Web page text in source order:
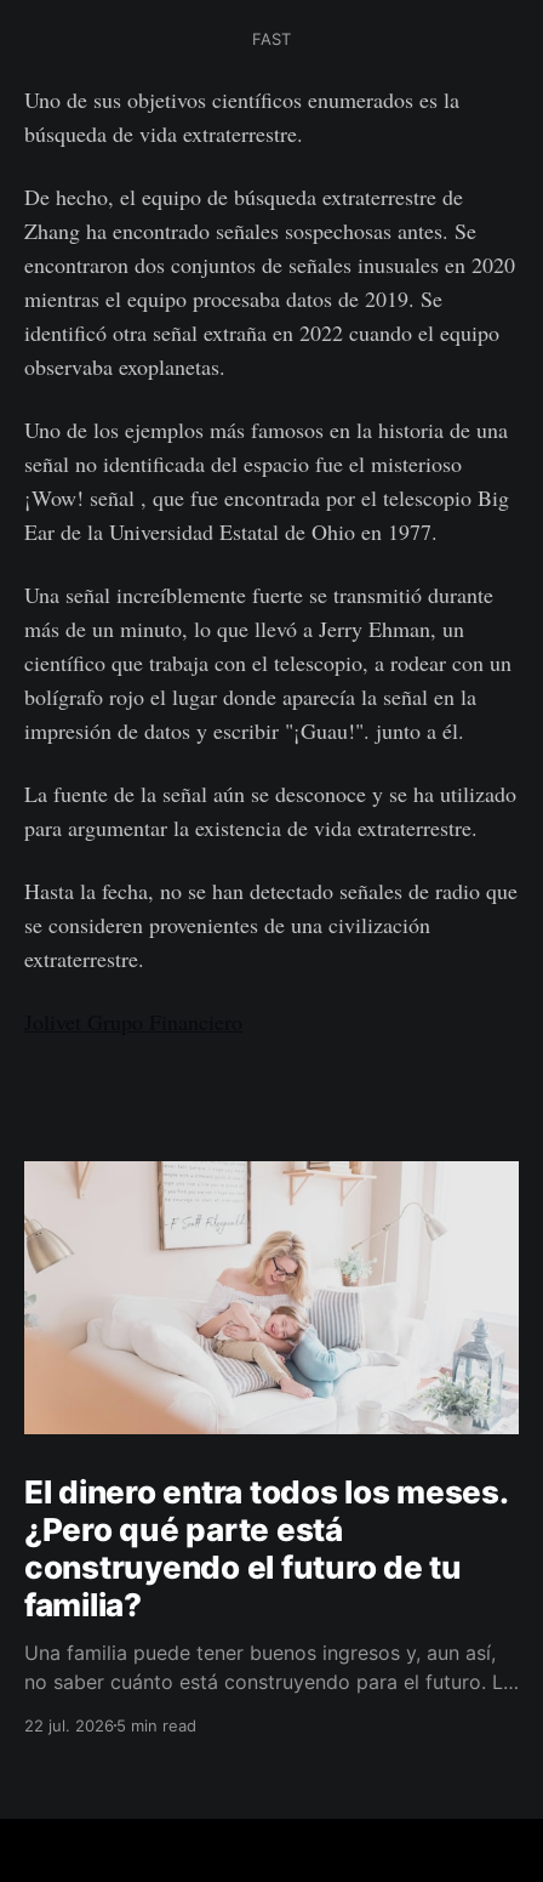
FAST
Uno de sus objetivos científicos enumerados es la
búsqueda de vida extraterrestre.
De hecho, el equipo de búsqueda extraterrestre de
Zhang ha encontrado señales sospechosas antes. Se
encontraron dos conjuntos de señales inusuales en 2020
mientras el equipo procesaba datos de 2019. Se
identificó otra señal extraña en 2022 cuando el equipo
observaba exoplanetas.
Uno de los ejemplos más famosos en la historia de una
señal no identificada del espacio fue el misterioso
¡Wow! señal , que fue encontrada por el telescopio Big
Ear de la Universidad Estatal de Ohio en 1977.
Una señal increíblemente fuerte se transmitió durante
más de un minuto, lo que llevó a Jerry Ehman, un
científico que trabaja con el telescopio, a rodear con un
bolígrafo rojo el lugar donde aparecía la señal en la
impresión de datos y escribir "¡Guau!". junto a él.
La fuente de la señal aún se desconoce y se ha utilizado
para argumentar la existencia de vida extraterrestre.
Hasta la fecha, no se han detectado señales de radio que
se consideren provenientes de una civilización
extraterrestre.
El dinero entra todos los meses.
¿Pero qué parte está
construyendo el futuro de tu
familia?
Una familia puede tener buenos ingresos y, aun así,
no saber cuánto está construyendo para el futuro. La
darle a cada parte del ingreso un propósito, un plazo
22 jul. 20265 min read